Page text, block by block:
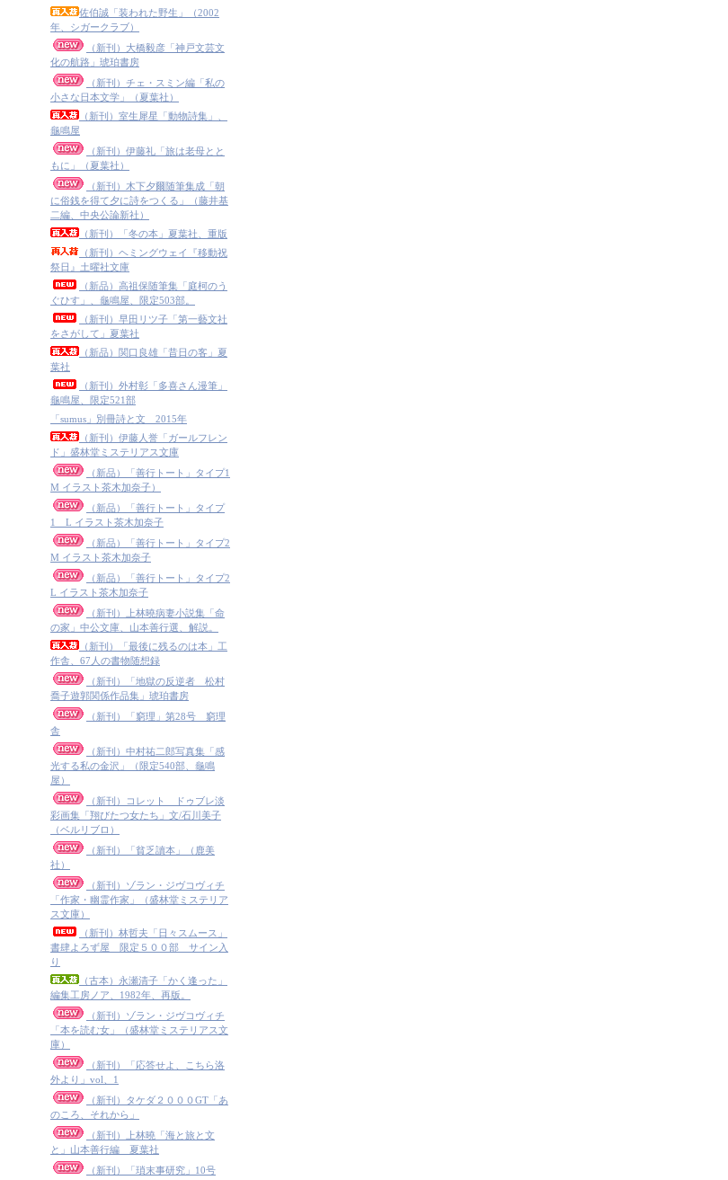
佐伯誠「装われた野生」（2002
年、シガークラブ）
（新刊）大橋毅彦「神戸文芸文
化の航路」琥珀書房
（新刊）チェ・スミン編「私の
小さな日本文学」（夏葉社）
（新刊）室生犀星「動物詩集」、
龜鳴屋
（新刊）伊藤礼「旅は老母とと
もに」（夏葉社）
（新刊）木下夕爾随筆集成「朝
に俗銭を得て夕に詩をつくる」（藤井基
二編、中央公論新社）
（新刊）「冬の本」夏葉社、重版
（新刊）ヘミングウェイ『移動祝
祭日』土曜社文庫
（新品）高祖保随筆集「庭柯のう
ぐひす」、龜鳴屋、限定503部。
（新刊）早田リツ子「第一藝文社
をさがして」夏葉社
（新品）関口良雄「昔日の客」夏
葉社
（新刊）外村彰「多喜さん漫筆」
龜鳴屋、限定521部
「sumus」別冊詩と文 2015年
（新刊）伊藤人誉「ガールフレン
ド」盛林堂ミステリアス文庫
（新品）「善行トート」タイプ1
M イラスト茶木加奈子）
（新品）「善行トート」タイプ
1 L イラスト茶木加奈子
（新品）「善行トート」タイプ2
M イラスト茶木加奈子
（新品）「善行トート」タイプ2
L イラスト茶木加奈子
（新刊）上林曉病妻小説集「命
の家」中公文庫、山本善行選、解説。
（新刊）「最後に残るのは本」工
作舎、67人の書物随想録
（新刊）「地獄の反逆者 松村
喬子遊郭関係作品集」琥珀書房
（新刊）「窮理」第28号 窮理
舎
（新刊）中村祐二郎写真集「感
光する私の金沢」（限定540部、龜鳴
屋）
（新刊）コレット ドゥブレ淡
彩画集「翔びたつ女たち」文/石川美子
（ベルリブロ）
（新刊）「貧乏讀本」（鹿美
社）
（新刊）ゾラン・ジヴコヴィチ
「作家・幽霊作家」（盛林堂ミステリア
ス文庫）
（新刊）林哲夫「日々スムース」
書肆よろず屋 限定５００部 サイン入
り
（古本）永瀬清子「かく逢った」
編集工房ノア、1982年、再版。
（新刊）ゾラン・ジヴコヴィチ
「本を読む女」（盛林堂ミステリアス文
庫）
（新刊）「応答せよ、こちら洛
外より」vol、1
（新刊）タケダ２０００GT「あ
のころ、それから」
（新刊）上林曉「海と旅と文
と」山本善行編 夏葉社
（新刊）「瑣末事研究」10号